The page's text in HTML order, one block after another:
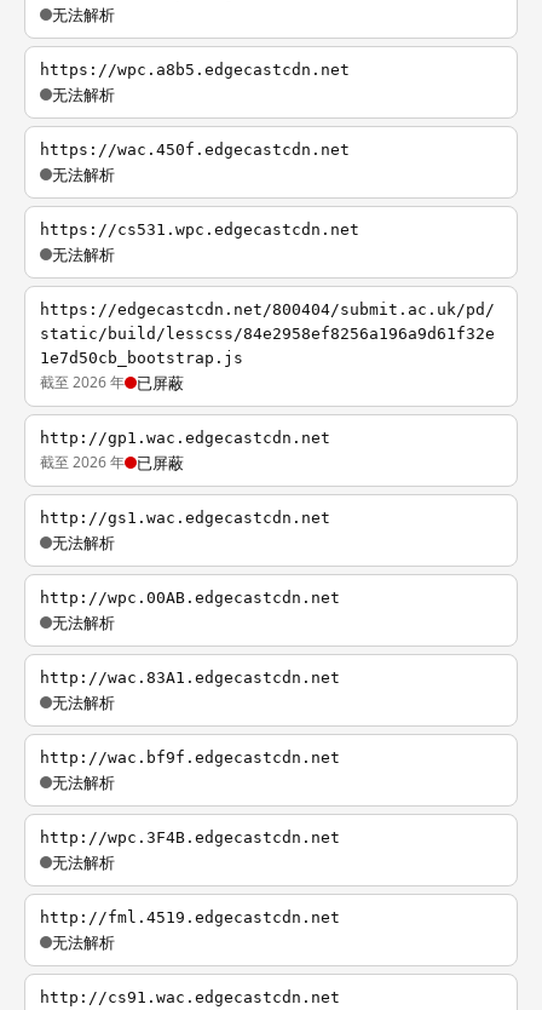
无法解析
https://wpc.a8b5.edgecastcdn.net
无法解析
https://wac.450f.edgecastcdn.net
无法解析
https://cs531.wpc.edgecastcdn.net
无法解析
https://edgecastcdn.net/800404/submit.ac.uk/pd/
static/build/lesscss/84e2958ef8256a196a9d61f32e
1e7d50cb_bootstrap.js
截至 2026 年 已屏蔽
http://gp1.wac.edgecastcdn.net
截至 2026 年 已屏蔽
http://gs1.wac.edgecastcdn.net
无法解析
http://wpc.00AB.edgecastcdn.net
无法解析
http://wac.83A1.edgecastcdn.net
无法解析
http://wac.bf9f.edgecastcdn.net
无法解析
http://wpc.3F4B.edgecastcdn.net
无法解析
http://fml.4519.edgecastcdn.net
无法解析
http://cs91.wac.edgecastcdn.net